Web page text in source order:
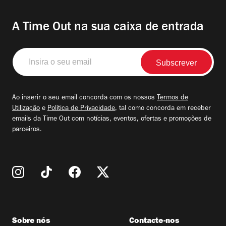
A Time Out na sua caixa de entrada
Insira
o
seu
Ao inserir o seu email concorda com os nossos Termos de
Utilização e Política de Privacidade, tal como concorda em receber
emails da Time Out com notícias, eventos, ofertas e promoções de
parceiros.
Sobre nós Contacte-nos